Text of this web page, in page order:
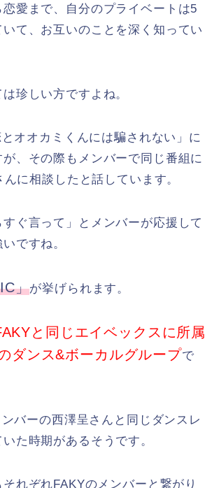
愛まで、自分のプライベートは5
いて、お互いのことを深く知ってい
珍しい方ですよね。
オオカミくんには騙されない」に
、その際もメンバーで同じ番組に
に相談したと話しています。
すぐ言って」とメンバーが応援して
ですね。
」が挙げられます。
と同じエイベックスに所属
ダンス&ボーカルグループで
バーの西澤呈さんと同じダンスレ
た時期があるそうです。
れぞれFAKYのメンバーと繋がり